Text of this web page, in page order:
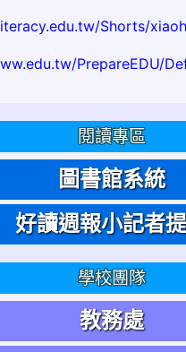
閱讀專區
圖書館系統
好讀週報小記者
學校團隊
教務處